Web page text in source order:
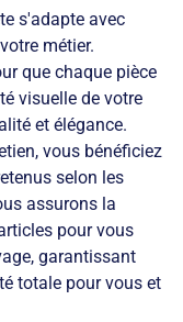
s'adapte avec
métier.
que chaque pièce
visuelle de votre
et élégance.
vous bénéficiez
selon les
assurons la
pour vous
garantissant
totale pour vous et